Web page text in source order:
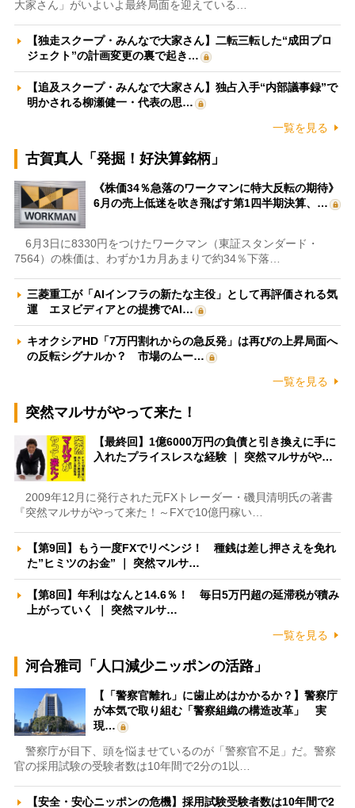
大家さん」がいよいよ最終局面を迎えている…
【独走スクープ・みんなで大家さん】二転三転した“成田プロ
ジェクト”の計画変更の裏で起き…
【追及スクープ・みんなで大家さん】独占入手“内部議事録”で
明かされる柳瀬健一・代表の思…
一覧を見る
古賀真人「発掘！好決算銘柄」
《株価34％急落のワークマンに特大反転の期待》
6月の売上低迷を吹き飛ばす第1四半期決算、…
6月3日に8330円をつけたワークマン（東証スタンダード・
7564）の株価は、わずか1カ月あまりで約34％下落…
三菱重工が「AIインフラの新たな主役」として再評価される気
運 エヌビディアとの提携でAI…
キオクシアHD「7万円割れからの急反発」は再びの上昇局面へ
の反転シグナルか？ 市場のムー…
一覧を見る
突然マルサがやって来た！
【最終回】1億6000万円の負債と引き換えに手に
入れたプライスレスな経験 ｜ 突然マルサがや…
2009年12月に発行された元FXトレーダー・磯貝清明氏の著書
『突然マルサがやって来た！～FXで10億円稼い…
【第9回】もう一度FXでリベンジ！ 種銭は差し押さえを免れ
た”ヒミツのお金” ｜ 突然マルサ…
【第8回】年利はなんと14.6％！ 毎日5万円超の延滞税が積み
上がっていく ｜ 突然マルサ…
一覧を見る
河合雅司「人口減少ニッポンの活路」
【「警察官離れ」に歯止めはかかるか？】警察庁
が本気で取り組む「警察組織の構造改革」 実
現…
警察庁が目下、頭を悩ませているのが「警察官不足」だ。警察
官の採用試験の受験者数は10年間で2分の1以…
【安全・安心ニッポンの危機】採用試験受験者数は10年間で2